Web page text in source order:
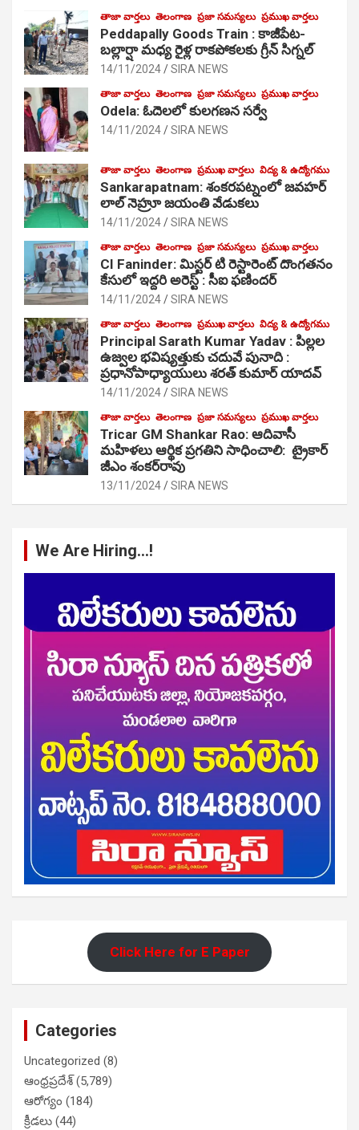
తాజా వార్తలు తెలంగాణ ప్రజా సమస్యలు ప్రముఖ వార్తలు
Peddapally Goods Train : కాజీపేట-
బల్లార్షా మధ్య రైళ్ల రాకపోకలకు గ్రీన్ సిగ్నల్
14/11/2024 SIRA NEWS
తాజా వార్తలు తెలంగాణ ప్రజా సమస్యలు ప్రముఖ వార్తలు
Odela: ఓదెలలో కులగణన సర్వే
14/11/2024 SIRA NEWS
తాజా వార్తలు తెలంగాణ ప్రముఖ వార్తలు విద్య & ఉద్యోగము
Sankarapatnam: శంకరపట్నంలో జవహర్
లాల్ నెహ్రూ జయంతి వేడుకలు
14/11/2024 SIRA NEWS
తాజా వార్తలు తెలంగాణ ప్రజా సమస్యలు ప్రముఖ వార్తలు
CI Faninder: మిస్టర్ టి రెస్టారెంట్ దొంగతనం
కేసులో ఇద్దరి అరెస్ట్ : సీఐ ఫణిందర్
14/11/2024 SIRA NEWS
తాజా వార్తలు తెలంగాణ ప్రముఖ వార్తలు విద్య & ఉద్యోగము
Principal Sarath Kumar Yadav : పిల్లల
ఉజ్వల భవిష్యత్తుకు చదువే పునాది :
ప్రధానోపాధ్యాయులు శరత్ కుమార్ యాదవ్
14/11/2024 SIRA NEWS
తాజా వార్తలు తెలంగాణ ప్రజా సమస్యలు ప్రముఖ వార్తలు
Tricar GM Shankar Rao: ఆదివాసీ
మహిళలు ఆర్థిక ప్రగతిని సాధించాలి: ట్రైకార్
జీఎం శంకర్‌రావు
13/11/2024 SIRA NEWS
We Are Hiring…!
Click Here for E Paper
Categories
Uncategorized (8)
ఆంధ్రప్రదేశ్(5,789)
ఆరోగ్యం (184)
క్రీడలు (44)